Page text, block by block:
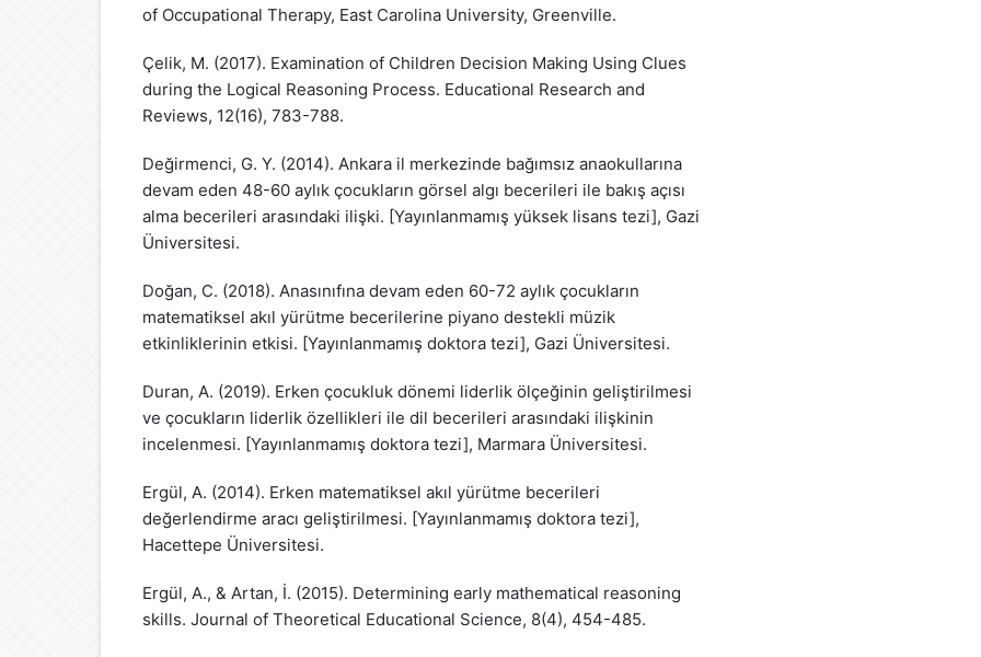
of Occupational Therapy, East Carolina University, Greenville.
Çelik, M. (2017). Examination of Children Decision Making Using Clues
during the Logical Reasoning Process. Educational Research and
Reviews, 12(16), 783-788.
Değirmenci, G. Y. (2014). Ankara il merkezinde bağımsız anaokullarına
devam eden 48-60 aylık çocukların görsel algı becerileri ile bakış açısı
alma becerileri arasındaki ilişki. [Yayınlanmamış yüksek lisans tezi], Gazi
Üniversitesi.
Doğan, C. (2018). Anasınıfına devam eden 60-72 aylık çocukların
matematiksel akıl yürütme becerilerine piyano destekli müzik
etkinliklerinin etkisi. [Yayınlanmamış doktora tezi], Gazi Üniversitesi.
Duran, A. (2019). Erken çocukluk dönemi liderlik ölçeğinin geliştirilmesi
ve çocukların liderlik özellikleri ile dil becerileri arasındaki ilişkinin
incelenmesi. [Yayınlanmamış doktora tezi], Marmara Üniversitesi.
Ergül, A. (2014). Erken matematiksel akıl yürütme becerileri
değerlendirme aracı geliştirilmesi. [Yayınlanmamış doktora tezi],
Hacettepe Üniversitesi.
Ergül, A., & Artan, İ. (2015). Determining early mathematical reasoning
skills. Journal of Theoretical Educational Science, 8(4), 454-485.